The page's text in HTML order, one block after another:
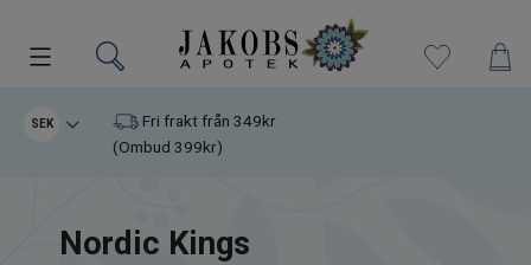
Kampanjer
Varumärken
SEK
Fri frakt från 349kr
(Ombud 399kr)
Nordic Kings